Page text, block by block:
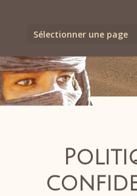
Sélectionner une page